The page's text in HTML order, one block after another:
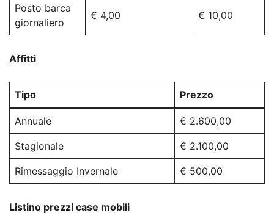
Posto barca
giornaliero
€ 4,00 € 10,00
Affitti
Tipo Prezzo
Annuale € 2.600,00
Stagionale € 2.100,00
Rimessaggio Invernale € 500,00
Listino prezzi case mobili